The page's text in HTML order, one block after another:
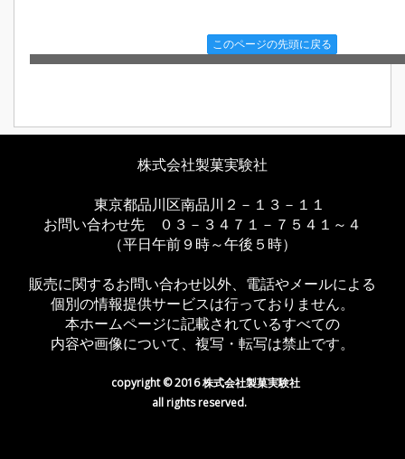
このページの先頭に戻る
株式会社製菓実験社
東京都品川区南品川２－１３－１１
お問い合わせ先 ０３－３４７１－７５４１～４
（平日午前９時～午後５時）
販売に関するお問い合わせ以外、電話やメールによる
個別の情報提供サービスは行っておりません。
本ホームページに記載されているすべての
内容や画像について、複写・転写は禁止です。
copyright © 2016 株式会社製菓実験社
all rights reserved.